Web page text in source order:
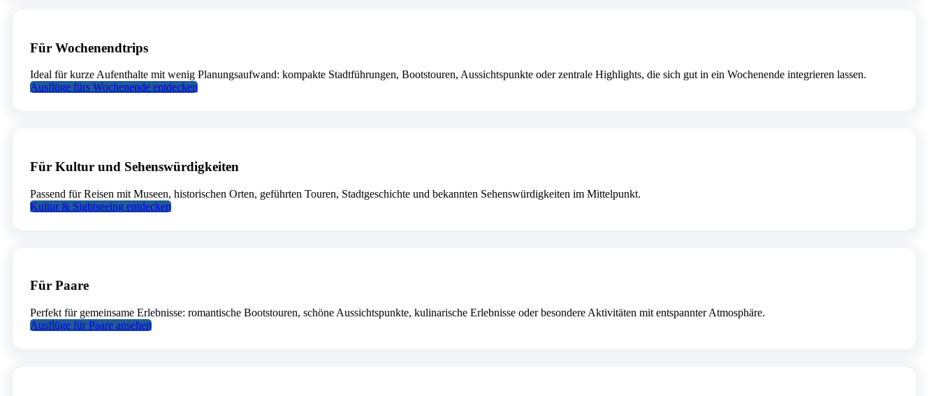
Für Wochenendtrips
Ideal für kurze Aufenthalte mit wenig Planungsaufwand: kompakte Stadtführungen, Bootstouren, Aussichtspunkte oder zentrale Highlights, die sich gut in ein Wochenende integrieren lassen.
Ausflüge fürs Wochenende entdecken
Für Kultur und Sehenswürdigkeiten
Passend für Reisen mit Museen, historischen Orten, geführten Touren, Stadtgeschichte und bekannten Sehenswürdigkeiten im Mittelpunkt.
Kultur & Sightseeing entdecken
Für Paare
Perfekt für gemeinsame Erlebnisse: romantische Bootstouren, schöne Aussichtspunkte, kulinarische Erlebnisse oder besondere Aktivitäten mit entspannter Atmosphäre.
Ausflüge für Paare ansehen